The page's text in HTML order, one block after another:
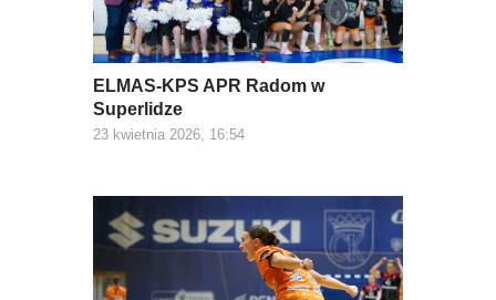
ELMAS-KPS APR Radom w
Superlidze
23 kwietnia 2026, 16:54